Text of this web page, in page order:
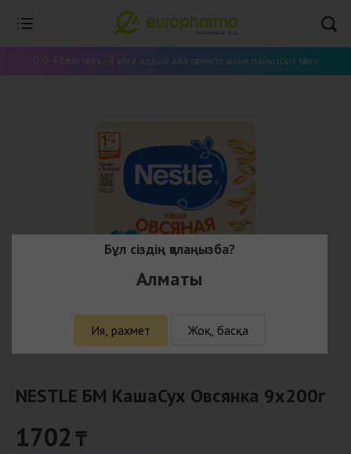
0-0-4 бөліп төлеу - 4 айға алдын ала төлемсіз және пайызсыз төлеу
NESTLE БМ КашаСух Овсянка 9х200г
1702 ₸
Бұл сіздің қалаңызба?
Алматы
Ия, рахмет Жоқ, басқа